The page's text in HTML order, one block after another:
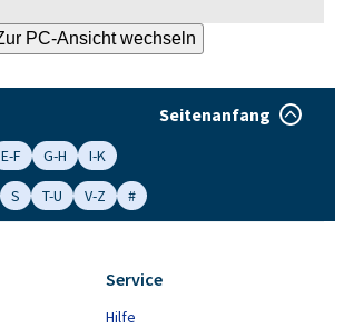
Seitenanfang
E-F G-H
I-K
S T-U V-Z #
Service
Hilfe